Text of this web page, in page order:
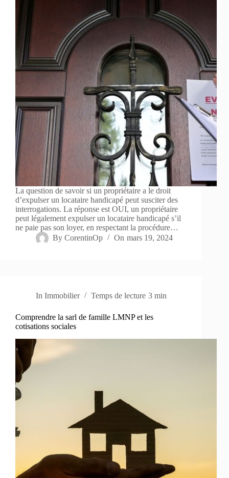
La question de savoir si un propriétaire a le droit
d’expulser un locataire handicapé peut susciter des
interrogations. La réponse est OUI, un propriétaire
peut légalement expulser un locataire handicapé s’il
ne paie pas son loyer, en respectant la procédure…
By CorentinOp On mars 19, 2024
In Immobilier Temps de lecture 3 min
Comprendre la sarl de famille LMNP et les
cotisations sociales